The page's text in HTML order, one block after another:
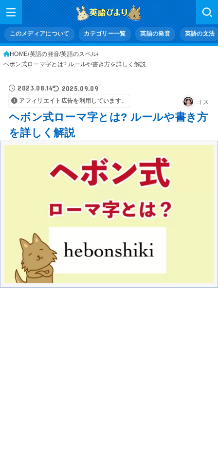
このメディアについて カテゴリー一覧 英語の発音 英語の文法
HOME 英語の発音 英語のスペル
ヘボン式ローマ字とは? ルールや書き方を詳しく解説
2023.08.14 2025.09.09
アフィリエイト広告を利用しています。 ヨス
ヘボン式ローマ字とは? ルールや書き方
を詳しく解説